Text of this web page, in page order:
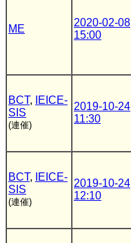
ME
2020-02-08
15:00
BCT,
IEICE-
SIS
(連催)
2019-10-24
11:30
BCT,
IEICE-
SIS
(連催)
2019-10-24
12:10